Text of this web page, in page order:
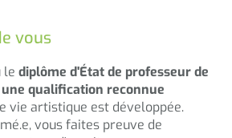
vous
le diplôme d'État de professeur de
qualification reconnue
vie artistique est développée.
vous faites preuve de